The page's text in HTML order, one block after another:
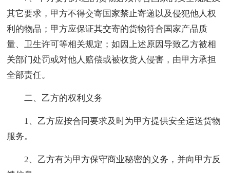
其它要求，甲方不得交寄国家禁止寄递以及侵犯他人权
利的物品；甲方应保证其交寄的货物符合国家产品质
量、卫生许可等相关规定；如因上述原因导致乙方被相
关部门处罚或对他人赔偿或被收货人侵害，由甲方承担
全部责任。
二、乙方的权利义务
1、乙方应按合同要求及时为甲方提供安全运送货物
服务。
2、乙方有为甲方保守商业秘密的义务，并向甲方反